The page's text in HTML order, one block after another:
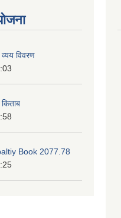
विवरण
Book 2077.78